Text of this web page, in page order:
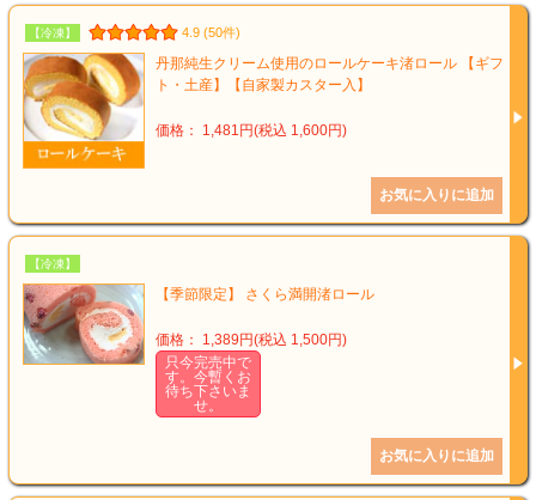
【冷凍】 4.9 (50件)
丹那純生クリーム使用のロールケーキ渚ロール 【ギフ
ト・土産】【自家製カスター入】
価格： 1,481円(税込 1,600円)
【冷凍】
【季節限定】 さくら満開渚ロール
価格： 1,389円(税込 1,500円)
只今完売中で
す。今暫くお
待ち下さいま
せ。